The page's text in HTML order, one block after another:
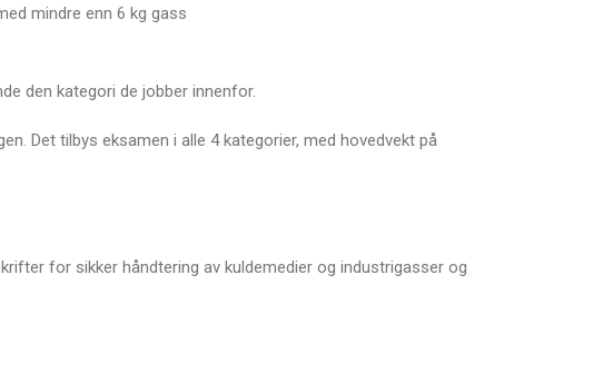
mindre enn 6 kg gass
den kategori de jobber innenfor.
Det tilbys eksamen i alle 4 kategorier, med hovedvekt på
for sikker håndtering av kuldemedier og industrigasser og